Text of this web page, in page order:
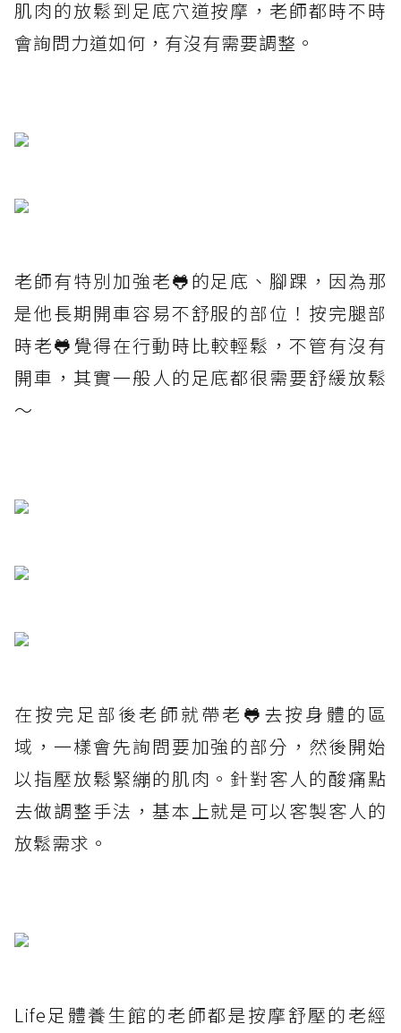
肌肉的放鬆到足底穴道按摩，老師都時不時
會詢問力道如何，有沒有需要調整。
老師有特別加強老🐸的足底、腳踝，因為那
是他長期開車容易不舒服的部位！按完腿部
時老🐸覺得在行動時比較輕鬆，不管有沒有
開車，其實一般人的足底都很需要舒緩放鬆
～
在按完足部後老師就帶老🐸去按身體的區
域，一樣會先詢問要加強的部分，然後開始
以指壓放鬆緊繃的肌肉。針對客人的酸痛點
去做調整手法，基本上就是可以客製客人的
放鬆需求。
Life足體養生館的老師都是按摩舒壓的老經